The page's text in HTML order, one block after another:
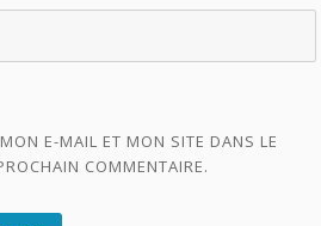
E-MAIL ET MON SITE DANS LE
COMMENTAIRE.